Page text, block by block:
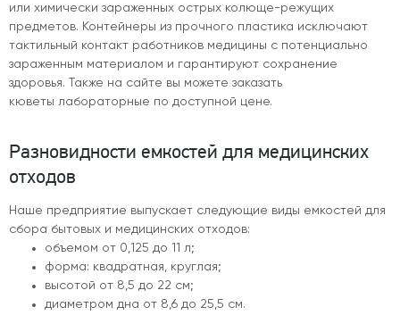
или химически зараженных острых колюще-режущих
предметов. Контейнеры из прочного пластика исключают
тактильный контакт работников медицины с потенциально
зараженным материалом и гарантируют сохранение
здоровья. Также на сайте вы можете заказать
кюветы лабораторные по доступной цене.
Разновидности емкостей для медицинских
отходов
Наше предприятие выпускает следующие виды емкостей для
сбора бытовых и медицинских отходов:
объемом от 0,125 до 11 л;
форма: квадратная, круглая;
высотой от 8,5 до 22 см;
диаметром дна от 8,6 до 25,5 см.